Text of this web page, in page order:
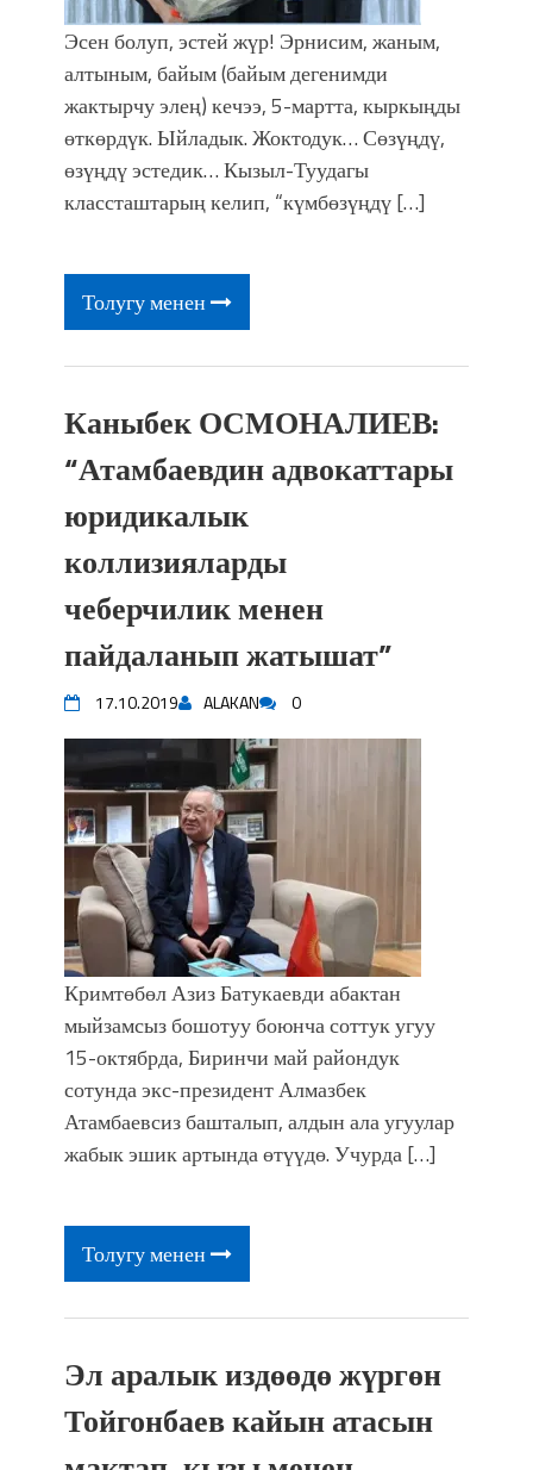
Эсен болуп, эстей жүр! Эрнисим, жаным,
алтыным, байым (байым дегенимди
жактырчу элең) кечээ, 5-мартта, кыркыңды
өткөрдүк. Ыйладык. Жоктодук… Сөзүңдү,
өзүңдү эстедик… Кызыл-Туудагы
классташтарың келип, “күмбөзүңдү […]
Толугу менен
Каныбек ОСМОНАЛИЕВ:
“Атамбаевдин адвокаттары
юридикалык
коллизияларды
чеберчилик менен
пайдаланып жатышат”
17.10.2019 ALAKAN 0
Кримтөбөл Азиз Батукаевди абактан
мыйзамсыз бошотуу боюнча соттук угуу
15-октябрда, Биринчи май райондук
сотунда экс-президент Алмазбек
Атамбаевсиз башталып, алдын ала угуулар
жабык эшик артында өтүүдө. Учурда […]
Толугу менен
Эл аралык издөөдө жүргөн
Тойгонбаев кайын атасын